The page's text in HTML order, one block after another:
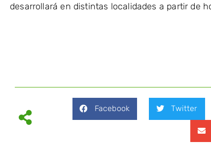
desarrollará en distintas localidades a partir de
Facebook Twitter